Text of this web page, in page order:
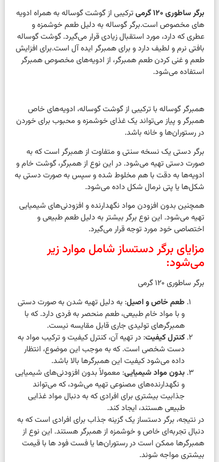
برگر ساطوری 120 گرمی
ترکیبی از گوشت گوساله به همراه ادویه
های مخصوص است.برگر گوساله به دلیل طعم خوشمزه و
عطری که دارد، مورد استقبال زیادی قرار می‌گیرد. گوشت گوساله
بافتی نرم و لطیف دارد و برای همبرگر ایده آل است.برای افزایش
طعم و غنی کردن طعم همبرگر، از ادویه‌های مخصوص همبرگر
استفاده می‌شود.
همبرگر گوساله با ترکیبی از گوشت گوساله، ادویه‌های خاص
همبرگر و پیاز می‌تواند یک غذای خوشمزه و محبوب برای خوردن
در رستوران‌ها و خانه باشد.
برگر دستی یک نسخه سنتی و متفاوت از همبرگر است که به
صورت دستی تهیه می‌شود. در این نوع از همبرگر، گوشت خام و
ادویه‌ها به دقت با هم مخلوط شده و سپس به صورت دستی به
شکل‌ها یا پتی نرمال شکل داده می‌شود.
همچنین بدون افزودن مواد نگهدارنده و افزودنی‌های شیمیایی
تهیه می‌شود. این نوع برگر بیشتر به دلیل طعم طبیعی و
اختصاصی خود مورد توجه قرار می‌گیرد.
مزایای برگر دستساز شامل موارد زیر
می‌شود:
برگر ساطوری 120 گرمی
طعم خاص و اصیل: به دلیل تهیه شدن به صورت دستی
و با مواد خام طبیعی، طعم منحصر به فردی دارد. که با
همبرگرهای تولیدی جاری قابل مقایسه نیست.
کنترل کیفیت: در تهیه آن، کنترل کیفیت و ترکیب مواد به
دست شخصی است. که به موجب این موضوع، انتظار
داده می‌شود کیفیت این همبرگرها بالا باشد.
بدون مواد شیمیایی: معمولاً بدون افزودنی‌های شیمیایی
و نگهدارنده‌های مصنوعی تهیه می‌شود، که می‌تواند
جذابیت بیشتری برای افرادی که به دنبال مواد غذایی
طبیعی هستند، ایجاد کند.
در نتیجه، برگر دستساز یک گزینه جذاب برای افرادی است که به
دنبال تجربه‌ای خاص و خوشمزه از همبرگر هستند. این نوع از
همبرگرها ممکن است در رستوران‌ها یا فست فود ها با قیمت
بیشتری مواجه شوند.